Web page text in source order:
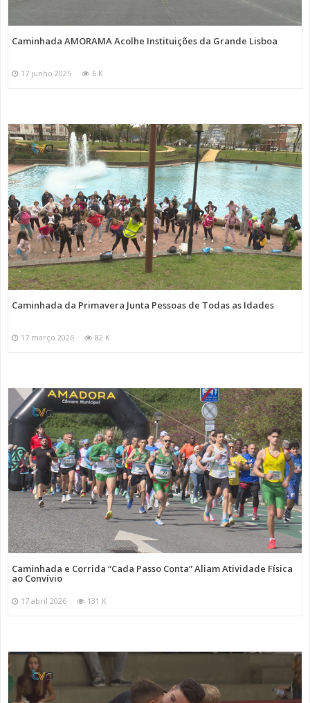
Caminhada AMORAMA Acolhe Instituições da Grande Lisboa
17 junho 2025 6 K
Caminhada da Primavera Junta Pessoas de Todas as Idades
17 março 2026 82 K
Caminhada e Corrida “Cada Passo Conta” Aliam Atividade Física
ao Convívio
17 abril 2026 131 K